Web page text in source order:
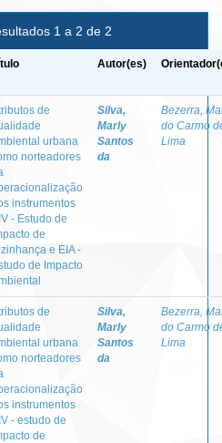
1 a 2 de 2
Autor(es)
de
urbana
norteadores
instrumentos
- Estudo de
de
e EIA -
de Impacto
Silva,
Marly
Santos
da
Bezerra,
do Carmo
Lima
de
urbana
norteadores
instrumentos
- estudo de
de
Silva,
Marly
Santos
da
Bezerra,
do Carmo
Lima